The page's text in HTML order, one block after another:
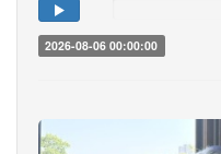
2026-08-06 00:00:00